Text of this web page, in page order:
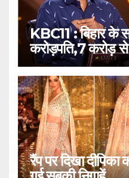
KBC11 : बिहार के
करोड़पति,7 करोड़ से
रैंप पर दिखा